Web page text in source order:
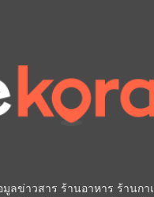
มูลข่าวสาร ร้านอาหาร ร้านก